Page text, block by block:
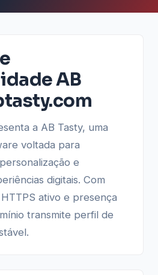
AB
a AB Tasty, uma
voltada para
e
digitais. Com
ativo e presença
transmite perfil de